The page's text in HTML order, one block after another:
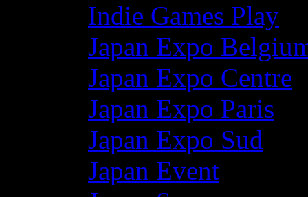
Indie Games Play
Japan Expo
Japan Expo Centre
Japan Expo Paris
Japan Expo Sud
Japan Event